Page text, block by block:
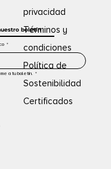
privacidad
Términos y
condiciones
Política de
Sostenibilidad
Certificados
*
a tu boletín. *
boletín